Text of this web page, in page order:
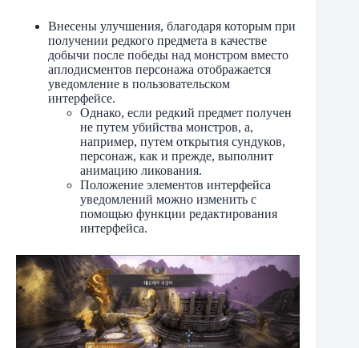
Внесены улучшения, благодаря которым при
получении редкого предмета в качестве
добычи после победы над монстром вместо
аплодисментов персонажа отображается
уведомление в пользовательском
интерфейсе.
Однако, если редкий предмет получен
не путем убийства монстров, а,
например, путем открытия сундуков,
персонаж, как и прежде, выполнит
анимацию ликования.
Положение элементов интерфейса
уведомлений можно изменить с
помощью функции редактирования
интерфейса.